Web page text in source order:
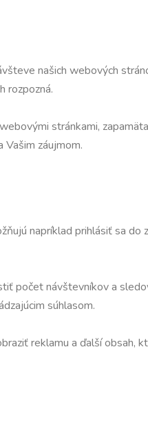
našich webových
rozpozná.
stránkami,
záujmom.
napríklad prihlásiť sa
počet návštevníkov a
súhlasom.
reklamu a ďalší